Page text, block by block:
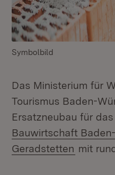
Symbolbild
Das Ministerium für
Tourismus Baden-
Ersatzneubau für das
Bauwirtschaft
Geradstetten (Öffnet
mit